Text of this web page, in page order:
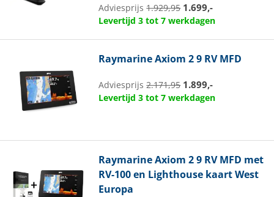
Adviesprijs1.929,95 1.699,-
Levertijd 3 tot 7 werkdagen
RaymarineAxiom 2 9 RV MFD
Adviesprijs2.171,95 1.899,-
Levertijd 3 tot 7 werkdagen
RaymarineAxiom 2 9 RV MFD met
RV-100 en Lighthouse kaart West
Europa